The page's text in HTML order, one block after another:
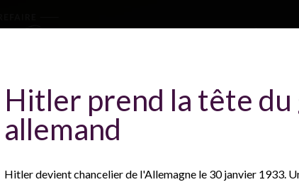
H
À propos
Hitler prend la tête
allemand
Hitler devient chancelier de l'Allemagne le 30 janvier 1933.